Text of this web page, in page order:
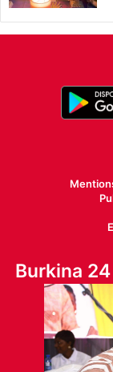
Burkina